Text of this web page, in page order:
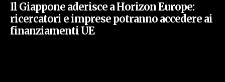
Il Giappone aderisce a Horizon Europe:
ricercatori e imprese potranno accedere ai
finanziamenti UE